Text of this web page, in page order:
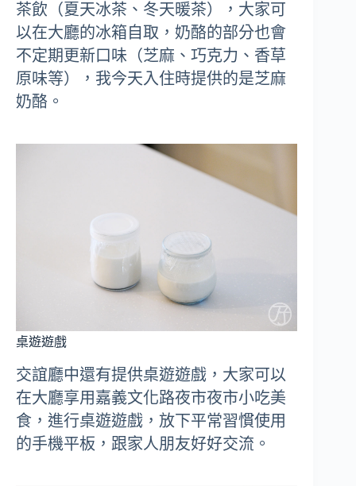
茶飲（夏天冰茶、冬天暖茶），大家可
以在大廳的冰箱自取，奶酪的部分也會
不定期更新口味（芝麻、巧克力、香草
原味等），我今天入住時提供的是芝麻
奶酪。
桌遊遊戲
交誼廳中還有提供桌遊遊戲，大家可以
在大廳享用嘉義文化路夜市夜市小吃美
食，進行桌遊遊戲，放下平常習慣使用
的手機平板，跟家人朋友好好交流。